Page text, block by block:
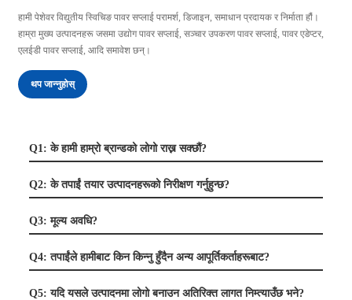
हामी पेशेवर विद्युतीय स्विचिङ पावर सप्लाई परामर्श, डिजाइन, समाधान प्रदायक र निर्माता हौं।
हाम्रा मुख्य उत्पादनहरू जसमा उद्योग पावर सप्लाई, सञ्चार उपकरण पावर सप्लाई, पावर एडेप्टर,
एलईडी पावर सप्लाई, आदि समावेश छन्।
थप जान्नुहोस्
Q1: के हामी हाम्रो ब्रान्डको लोगो राख्न सक्छौं?
Q2: के तपाईं तयार उत्पादनहरूको निरीक्षण गर्नुहुन्छ?
Q3: मूल्य अवधि?
Q4: तपाईंले हामीबाट किन किन्नु हुँदैन अन्य आपूर्तिकर्ताहरूबाट?
Q5: यदि यसले उत्पादनमा लोगो बनाउन अतिरिक्त लागत निम्त्याउँछ भने?